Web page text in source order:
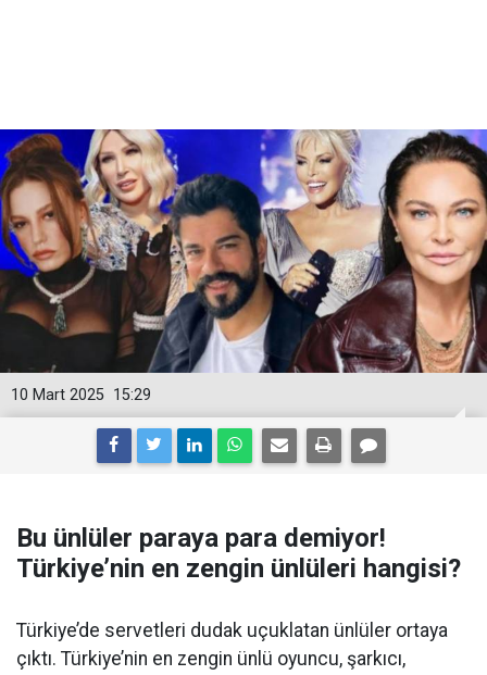
15:29
10 Mart 2025
Bu ünlüler paraya para demiyor!
Türkiye’nin en zengin ünlüleri hangisi?
Türkiye’de servetleri dudak uçuklatan ünlüler ortaya
çıktı. Türkiye’nin en zengin ünlü oyuncu, şarkıcı,